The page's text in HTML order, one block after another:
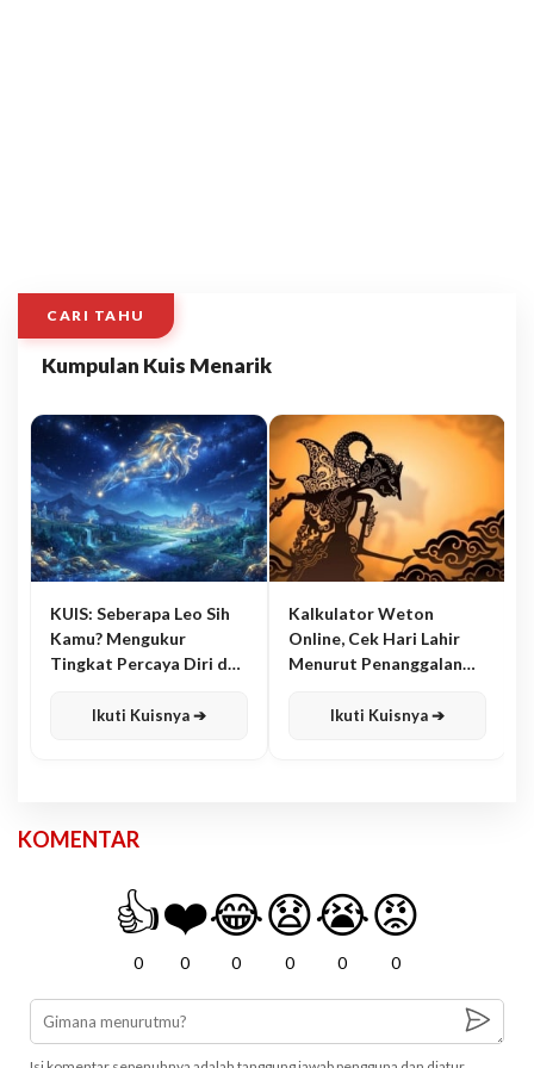
CARI TAHU
Kumpulan Kuis Menarik
KUIS: Seberapa Leo Sih
Kamu? Mengukur
Tingkat Percaya Diri dan
Ikuti Kuisnya ➔
Kalkulator Weton
Online, Cek Hari Lahir
Menurut Penanggalan
Ikuti Kuisnya ➔
KOMENTAR
👍
0
❤️
0
😂
0
😧
0
😭
0
😡
0